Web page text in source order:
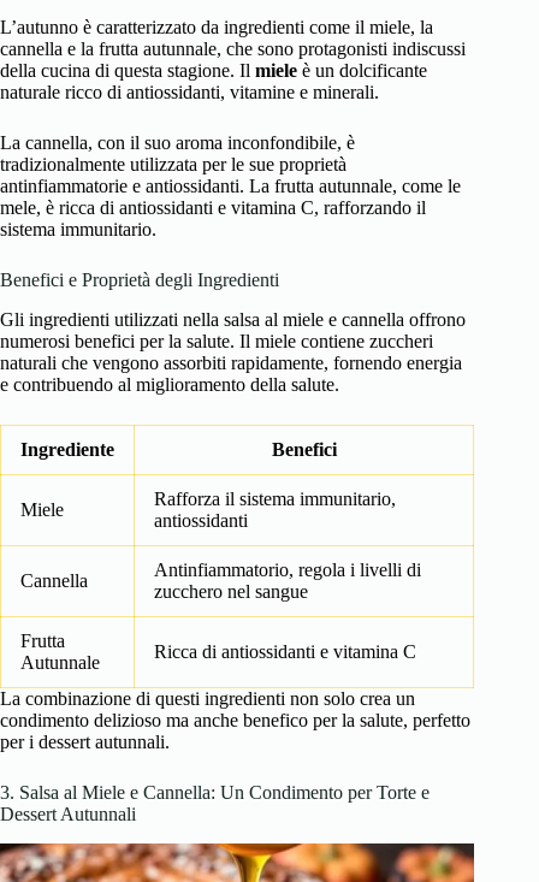
L’autunno è caratterizzato da ingredienti come il miele, la
cannella e la frutta autunnale, che sono protagonisti indiscussi
della cucina di questa stagione. Il miele è un dolcificante
naturale ricco di antiossidanti, vitamine e minerali.
La cannella, con il suo aroma inconfondibile, è
tradizionalmente utilizzata per le sue proprietà
antinfiammatorie e antiossidanti. La frutta autunnale, come le
mele, è ricca di antiossidanti e vitamina C, rafforzando il
sistema immunitario.
Benefici e Proprietà degli Ingredienti
Gli ingredienti utilizzati nella salsa al miele e cannella offrono
numerosi benefici per la salute. Il miele contiene zuccheri
naturali che vengono assorbiti rapidamente, fornendo energia
e contribuendo al miglioramento della salute.
Ingrediente Benefici
Miele
Rafforza il sistema immunitario,
antiossidanti
Cannella
Antinfiammatorio, regola i livelli di
zucchero nel sangue
Frutta
Autunnale
Ricca di antiossidanti e vitamina C
La combinazione di questi ingredienti non solo crea un
condimento delizioso ma anche benefico per la salute, perfetto
per i dessert autunnali.
3. Salsa al Miele e Cannella: Un Condimento per Torte e
Dessert Autunnali